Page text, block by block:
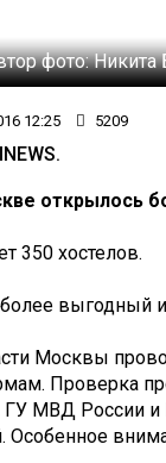
фото:Никита
12:25 5209
открылось
350 хостелов.
выгодный
Москвы
Проверка
МВД России и